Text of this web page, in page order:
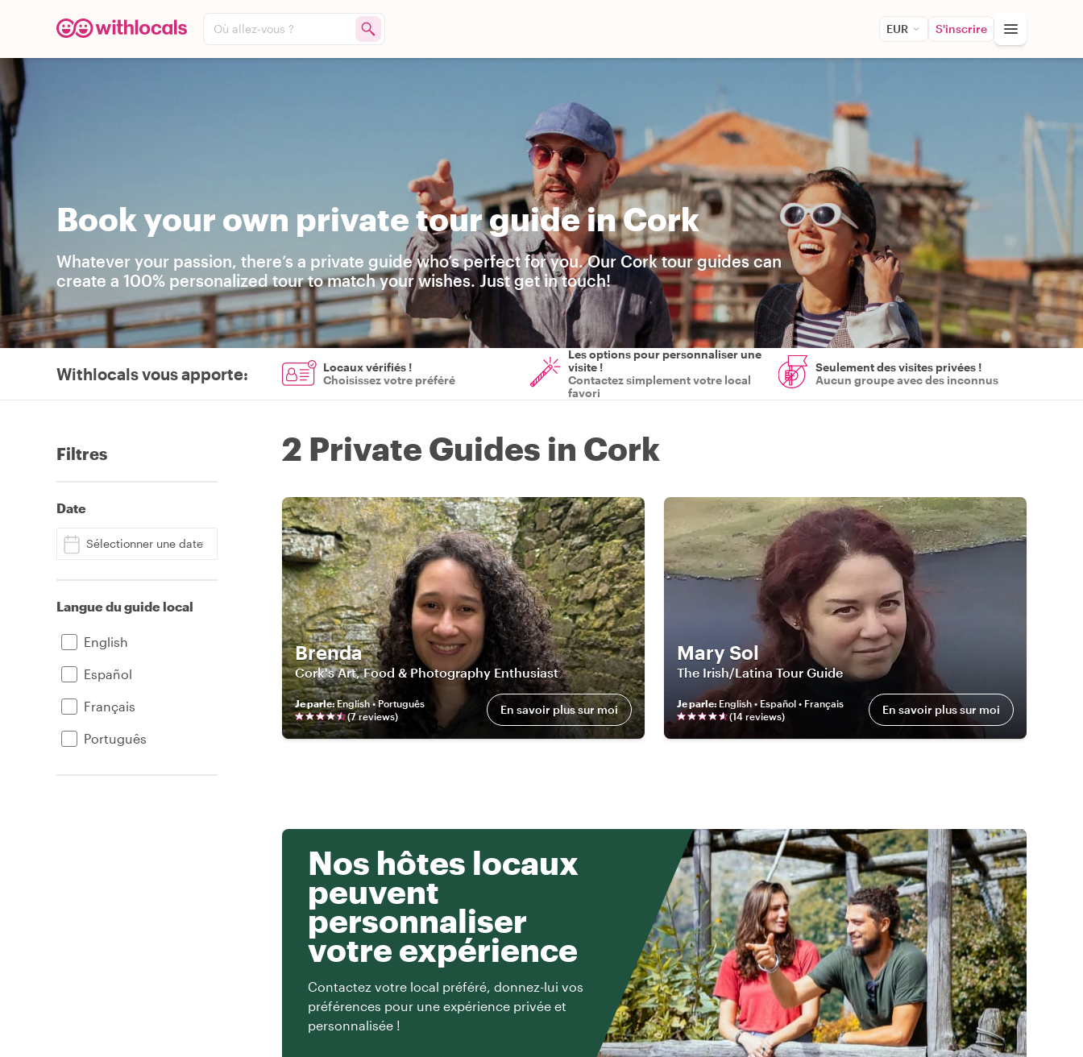
Où allez-vous ? EUR S'inscrire
Book your own private tour guide in Cork
Whatever your passion, there’s a private guide who’s perfect for you. Our Cork tour guides can
create a 100% personalized tour to match your wishes. Just get in touch!
Withlocals vous apporte:
Locaux vérifiés !
Choisissez votre préféré
Les options pour personnaliser une
visite !
Contactez simplement votre local
favori
Seulement des visites privées !
Aucun groupe avec des inconnus
Filtres
Date
Sélectionner une date
Langue du guide local
English
Español
Français
Português
2 Private Guides in Cork
Brenda
Cork's Art, Food & Photography Enthusiast
Je parle:English • Português
(7reviews) En savoir plus sur moi
Mary Sol
The Irish/Latina Tour Guide
Je parle: English • Español • Français
(14 reviews) En savoir plus sur moi
Nos hôtes locaux
peuvent
personnaliser
votre expérience
Contactez votre local préféré, donnez-lui vos
préférences pour une expérience privée et
personnalisée !